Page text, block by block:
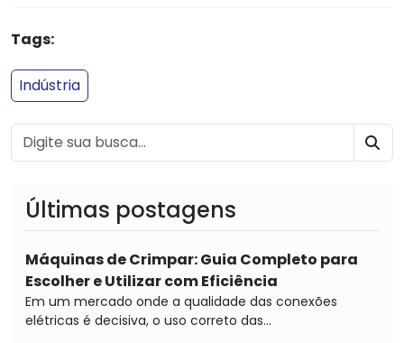
Tags:
Indústria
Últimas postagens
Máquinas de Crimpar: Guia Completo para
Escolher e Utilizar com Eficiência
Em um mercado onde a qualidade das conexões
elétricas é decisiva, o uso correto das...